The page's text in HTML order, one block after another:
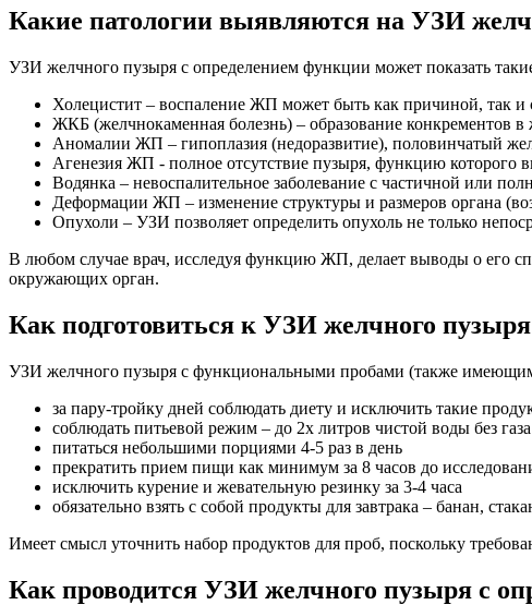
Какие патологии выявляются на УЗИ
УЗИ желчного пузыря с определением функции может показать
Холецистит – воспаление ЖП может быть как причиной, так
ЖКБ (желчнокаменная болезнь) – образование конкрементов
Аномалии ЖП – гипоплазия (недоразвитие), половинчатый
Агенезия ЖП - полное отсутствие пузыря, функцию которого
Водянка – невоспалительное заболевание с частичной или
Деформации ЖП – изменение структуры и размеров органа
Опухоли – УЗИ позволяет определить опухоль не только
В любом случае врач, исследуя функцию ЖП, делает выводы о его
окружающих орган.
Как подготовиться к УЗИ желчного
УЗИ желчного пузыря с функциональными пробами (также
за пару-тройку дней соблюдать диету и исключить такие
соблюдать питьевой режим – до 2х литров чистой воды без
питаться небольшими порциями 4-5 раз в день
прекратить прием пищи как минимум за 8 часов до
исключить курение и жевательную резинку за 3-4 часа
обязательно взять с собой продукты для завтрака – банан,
Имеет смысл уточнить набор продуктов для проб, поскольку
Как проводится УЗИ желчного пузыря с